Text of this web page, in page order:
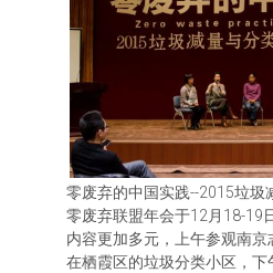
零废弃的中国实践--2015垃圾
零废弃联盟年会于12月18-19
内容更加多元，上午参观南京
在栖霞区的垃圾分类小区，